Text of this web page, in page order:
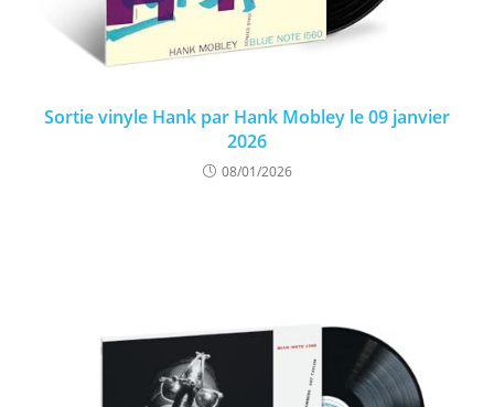
Sortie vinyle Hank par Hank Mobley le 09 janvier
2026
08/01/2026